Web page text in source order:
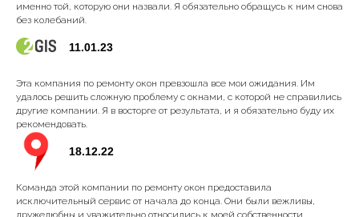
именно той, которую они назвали. Я обязательно обращусь к ним снова
без колебаний.
11.01.23
Эта компания по ремонту окон превзошла все мои ожидания. Им
удалось решить сложную проблему с окнами, с которой не справились
другие компании. Я в восторге от результата, и я обязательно буду их
рекомендовать.
18.12.22
Команда этой компании по ремонту окон предоставила
исключительный сервис от начала до конца. Они были вежливы,
дружелюбны и уважительно относились к моей собственности.